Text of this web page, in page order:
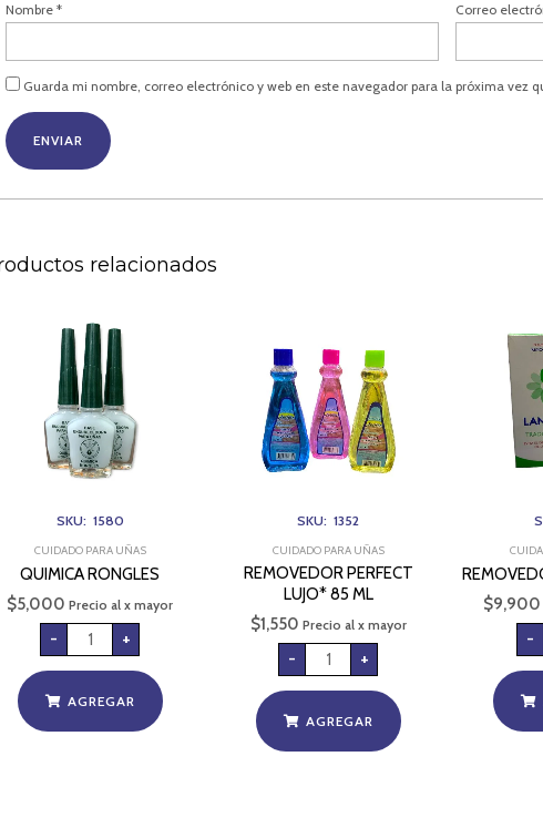
Nombre* Correo
Guarda mi nombre, correo electrónico y web en este navegador para la próxima vez
relacionados
SKU: 1580
CUIDADO PARA UÑAS
QUIMICA RONGLES
$5,000 Precio al x mayor
-
cantidad
+
AGREGAR
SKU: 1352
CUIDADO PARA UÑAS
REMOVEDOR PERFECT
LUJO* 85 ML
$1,550 Precio al x mayor
-
ML
cantidad
+
AGREGAR
$9,900
-